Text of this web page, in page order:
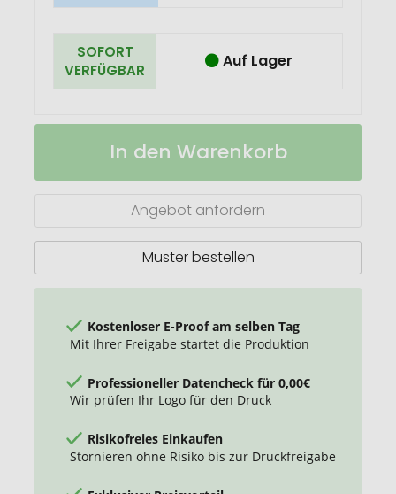
SOFORT
VERFÜGBAR
Auf Lager
Gummibären
Fruchtsaft
In den Warenkorb
Angebot anfordern
Muster bestellen
Kostenloser E-Proof am selben Tag
Mit Ihrer Freigabe startet die Produktion
Professioneller Datencheck für 0,00€
Wir prüfen Ihr Logo für den Druck
Risikofreies Einkaufen
Stornieren ohne Risiko bis zur Druckfreigabe